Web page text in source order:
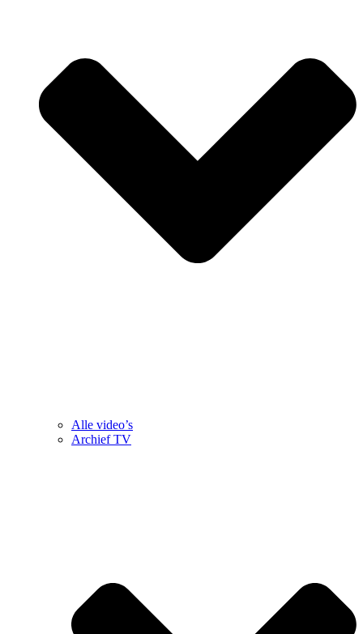
Alle video’s
Archief TV